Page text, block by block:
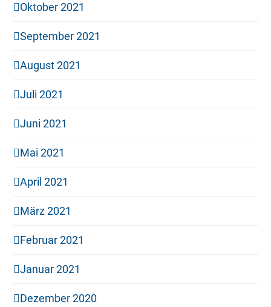
Oktober 2021
September 2021
August 2021
Juli 2021
Juni 2021
Mai 2021
April 2021
März 2021
Februar 2021
Januar 2021
Dezember 2020